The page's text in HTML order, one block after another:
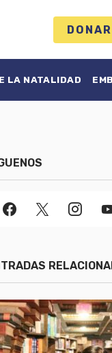
DONAR
LA NATALIDAD